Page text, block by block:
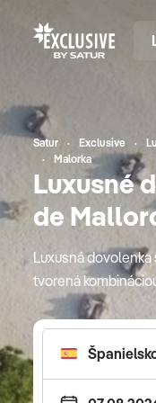
Satur Exclusive
Malorka
Luxusné
de
Luxusná dovolenka
tvorená
najprestížnejších
deklarovaná
hotelierstva,
reštauráciami,
telo a